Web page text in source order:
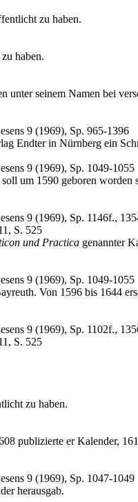
zu haben.
haben.
seinem Namen bei
9 (1969), Sp. 965-1396
Endter in Nürnberg ein
9 (1969), Sp. 1049-1055
um 1590 geboren worden
9 (1969), Sp. 1146f.,
S. 525
und Practica genannter
9 (1969), Sp. 1049-1055
Von 1596 bis 1644
9 (1969), Sp. 1102f.,
S. 525
zu haben.
publizierte er Kalender,
9 (1969), Sp. 1047-1049
herausgab.